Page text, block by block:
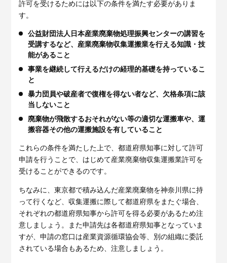
許可を受けるためには以下の条件を満たす必要がありま
す。
公益財団法人日本産業廃棄物処理振興センターの講習を
受講するなど、産業廃棄物収集運搬業を行える知識・技
能があること
事業を継続して行えるだけの経理的基礎を持っているこ
と
暴力団員や破産者で復権を得ない者など、欠格条項に該
当しないこと
廃棄物が飛散するおそれがない等の適切な運搬車や、運
搬容器その他の運搬施設を有していること
これらの条件を満たした上で、都道府県知事に対して許可
申請を行うことで、はじめて産業廃棄物収集運搬業許可を
受けることができるのです。
ちなみに、東京都で積み込んだ産業廃棄物を神奈川県に持
って行くなど、収集運搬に際して都道府県をまたぐ場合、
それぞれの都道府県知事から許可を得る必要があるため注
意しましょう。また申請先は各都道府県知事となっていま
すが、申請の窓口は産業資源循環協会等、別の組織に委託
されている場合もあるため、注意しましょう。